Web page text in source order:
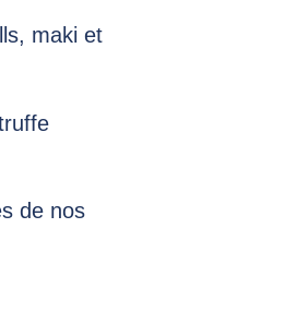
maki et
de nos